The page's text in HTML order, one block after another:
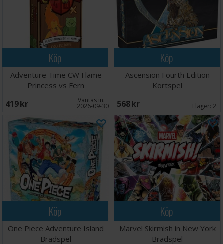
Köp
Adventure Time CW Flame
Princess vs Fern
419 SEK Väntas in:
2026-09-30
Köp
Ascension Fourth Edition
Kortspel
568 SEK I lager: 2
Köp
One Piece Adventure Island
Brädspel
Köp
Marvel Skirmish in New York
Brädspel